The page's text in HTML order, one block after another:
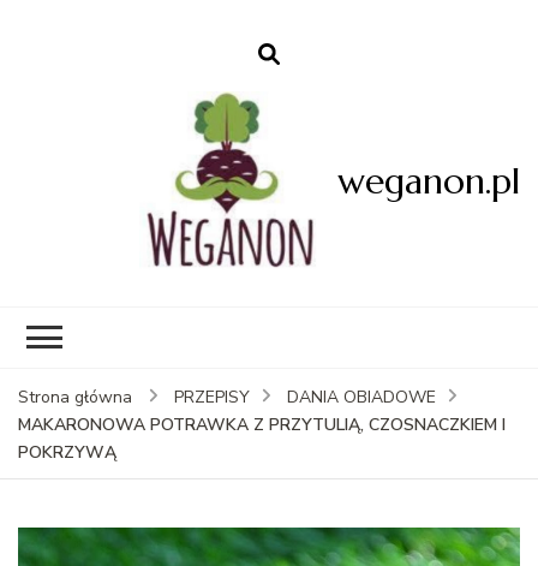
weganon.pl
Strona główna PRZEPISY
DANIA OBIADOWE
MAKARONOWA POTRAWKA Z PRZYTULIĄ, CZOSNACZKIEM I
POKRZYWĄ